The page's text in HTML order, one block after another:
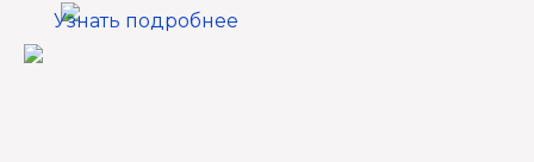
Узнать подробнее